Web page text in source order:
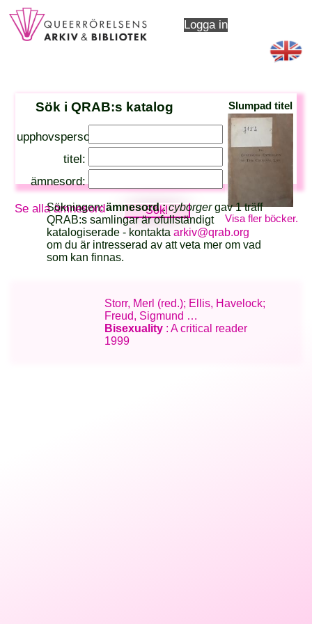
Logga in
Sök i QRAB:s katalog
upphovsperson:
titel:
ämnesord:
Se alla ämnesord
Slumpad titel
Visa fler böcker.
Sökningen:ämnesord :cyborgergav 1 träff
QRAB:s samlingar är ofullständigt
katalogiserade - kontaktaarkiv@qrab.org
om du är intresserad av att veta mer om vad
som kan finnas.
Storr, Merl (red.); Ellis, Havelock;
Freud, Sigmund …
Bisexuality : A critical reader
1999